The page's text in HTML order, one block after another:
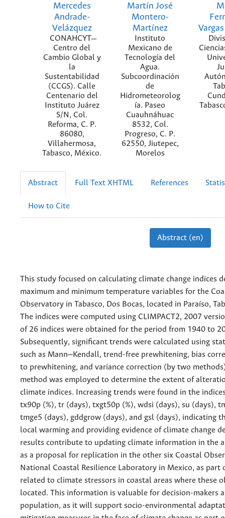
Mercedes
Andrade-
Velázquez
CONAHCYT ̶
Centro del
Cambio Global y
la
Sustentabilidad
(CCGS). Calle
Centenario del
Instituto Juárez
S/N, Col.
Reforma, C. P.
86080,
Villahermosa,
Tabasco, México.
Martín José
Montero-
Martínez
Instituto
Mexicano de
Tecnología del
Agua.
Subcoordinación
de
Hidrometeorolog
ía. Paseo
Cuauhnáhuac
8532, Col.
Progreso, C. P.
62550, Jiutepec,
Morelos
Abstract Full Text XHTML References
How to Cite
Abstract (en)
This study focused on calculating climate change indices
maximum and minimum temperature variables for the
Observatory in Tabasco, Dos Bocas, located in Paraíso,
The indices were computed using CLIMPACT2, 2007
of 26 indices were obtained for the period from 1940 to
Subsequently, significant trends were calculated using
such as Mann‒Kendall, trend-free prewhitening, bias
to prewhitening, and variance correction (by two
method was employed to determine the extent of
climate indices. Increasing trends were found in the
tx90p (%), tr (days), txgt50p (%), wdsi (days), su (days),
tmge5 (days), gddgrow (days), and gsl (days), indicating
local warming and providing evidence of climate change
results contribute to updating climate information in the
as a proposal for replication in the other six Coastal
National Coastal Resilience Laboratory in Mexico, as part
related to climate stressors in coastal areas where these
located. This information is valuable for decision-makers
population, as it will support socio-environmental